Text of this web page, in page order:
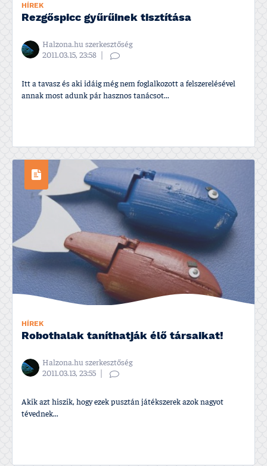
HÍREK
Rezgőspicc gyűrűinek tisztí­tása
Halzona.hu szerkesztőség
2011.03.15, 23:58
Itt a tavasz és aki idáig még nem foglalkozott a felszerelésével
annak most adunk pár hasznos tanácsot...
HÍREK
Robothalak taní­thatják élő társaikat!
Halzona.hu szerkesztőség
2011.03.13, 23:55
Akik azt hiszik, hogy ezek pusztán játékszerek azok nagyot
tévednek...